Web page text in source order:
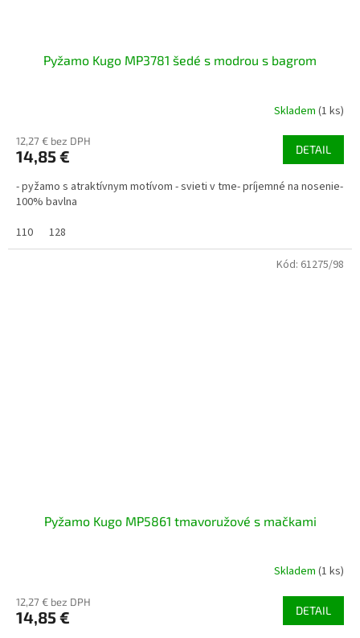
Pyžamo Kugo MP3781 šedé s modrou s bagrom
Skladem (1 ks)
12,27 € bez DPH
14,85 € DETAIL
- pyžamo s atraktívnym motívom - svieti v tme- príjemné na nosenie-
100% bavlna
110
128
Pyžamo Kugo MP5861 tmavoružové s mačkami
Skladem (1 ks)
12,27 € bez DPH
14,85 € DETAIL
Kód: 61275/98